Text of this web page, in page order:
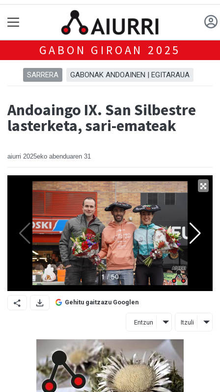
GABON GIROAN 2025
SARRERA GABONAK ANDOAINEN | EGITARAUA
Andoaingo IX. San Silbestre
lasterketa, sari-emateak
aiurri 2025eko abenduaren 31
Gehitu gaitzazu Googlen
Entzun Itzuli